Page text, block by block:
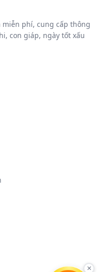
miễn phí, cung cấp thông
con giáp, ngày tốt xấu
×